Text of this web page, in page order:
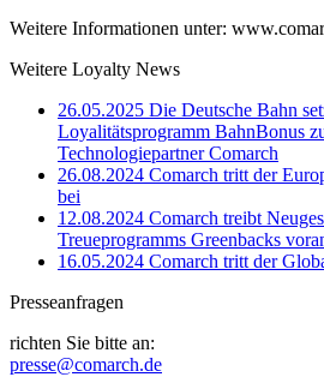
Weitere Informationen unter:
Weitere Loyalty News
26.05.2025 Die Deutsche Bahn
Loyalitätsprogramm BahnBonus
Technologiepartner Comarch
26.08.2024 Comarch tritt der
bei
12.08.2024 Comarch treibt
Treueprogramms Greenbacks
16.05.2024 Comarch tritt der
Presseanfragen
richten Sie bitte an:
presse@comarch.de